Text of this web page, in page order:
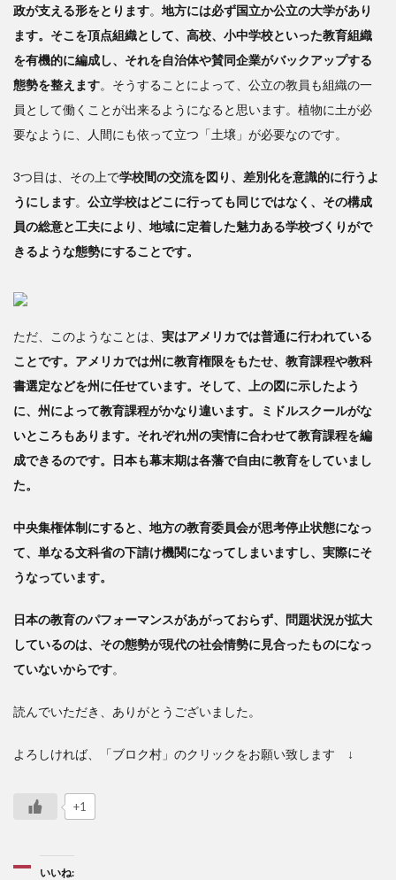
政が支える形をとります。 地方には必ず国立か公立の大学があり
ます。そこを頂点組織として、高校、小中学校といった教育組織
を有機的に編成し、それを自治体や賛同企業がバックアップする
態勢を整えます。そうすることによって、公立の教員も組織の一
員として働くことが出来るようになると思います。植物に土が必
要なように、人間にも依って立つ「土壌」が必要なのです。
3つ目は、その上で学校間の交流を図り、差別化を意識的に行うよ
うにします。 公立学校はどこに行っても同じではなく、その構成
員の総意と工夫により、地域に定着した魅力ある学校づくりがで
きるような態勢にすることです。
ただ、このようなことは、 実はアメリカでは普通に行われている
ことです。アメリカでは州に教育権限をもたせ、教育課程や教科
書選定などを州に任せています。そして、上の図に示したよう
に、州によって教育課程がかなり違います。ミドルスクールがな
いところもあります。それぞれ州の実情に合わせて教育課程を編
成できるのです。日本も幕末期は各藩で自由に教育をしていまし
た。
中央集権体制にすると、地方の教育委員会が思考停止状態になっ
て、単なる文科省の下請け機関になってしまいますし、実際にそ
うなっています。
日本の教育のパフォーマンスがあがっておらず、問題状況が拡大
しているのは、その態勢が現代の社会情勢に見合ったものになっ
ていないからです。
読んでいただき、ありがとうございました。
よろしければ、「ブロク村」のクリックをお願い致します ↓
+1
いいね: